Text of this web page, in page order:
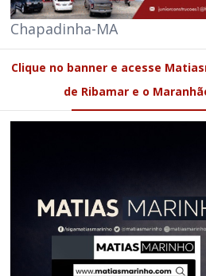
Chapadinha-MA
Clique no banner e acesse
de Ribamar e o